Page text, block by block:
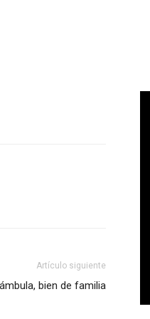
Artículo siguiente
bien de familia